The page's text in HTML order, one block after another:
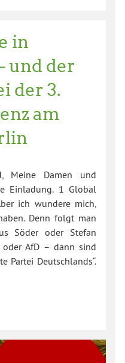
in
und der
der 3.
am
Meine Damen und
Einladung. 1 Global
ich wundere mich,
Denn folgt man
Söder oder Stefan
oder AfD – dann sind
Partei Deutschlands“.